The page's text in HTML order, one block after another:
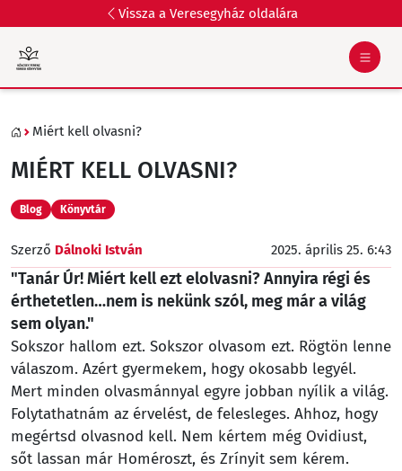
Vissza a Veresegyház oldalára
Miért kell olvasni?
MIÉRT KELL OLVASNI?
Blog Könyvtár
Szerző Dálnoki István 2025. április 25. 6:43
"Tanár Úr! Miért kell ezt elolvasni? Annyira régi és
érthetetlen…nem is nekünk szól, meg már a világ
sem olyan."
Sokszor hallom ezt. Sokszor olvasom ezt. Rögtön lenne
válaszom. Azért gyermekem, hogy okosabb legyél.
Mert minden olvasmánnyal egyre jobban nyílik a világ.
Folytathatnám az érvelést, de felesleges. Ahhoz, hogy
megértsd olvasnod kell. Nem kértem még Ovidiust,
sőt lassan már Homéroszt, és Zrínyit sem kérem.